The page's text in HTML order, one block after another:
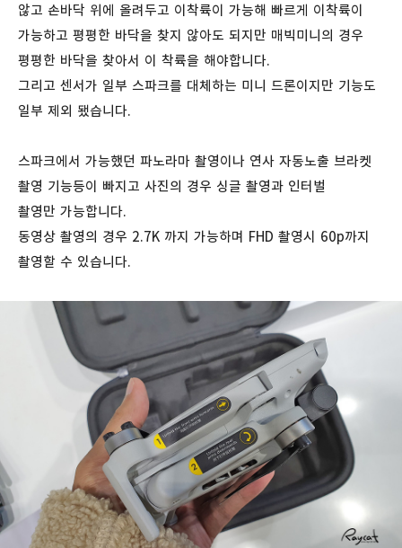
않고 손바닥 위에 올려두고 이착륙이 가능해 빠르게 이착륙이
가능하고 평평한 바닥을 찾지 않아도 되지만 매빅미니의 경우
평평한 바닥을 찾아서 이 착륙을 해야합니다.
그리고 센서가 일부 스파크를 대체하는 미니 드론이지만 기능도
일부 제외 됐습니다.
스파크에서 가능했던 파노라마 촬영이나 연사 자동노출 브라켓
촬영 기능등이 빠지고 사진의 경우 싱글 촬영과 인터벌
촬영만 가능합니다.
동영상 촬영의 경우 2.7K 까지 가능하며 FHD 촬영시 60p까지
촬영할 수 있습니다.